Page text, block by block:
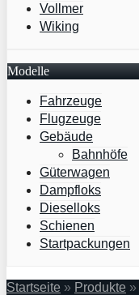
Vollmer
Wiking
Modelle
Fahrzeuge
Flugzeuge
Gebäude
Bahnhöfe
Güterwagen
Dampfloks
Dieselloks
Schienen
Startpackungen
Startseite » Produkte »